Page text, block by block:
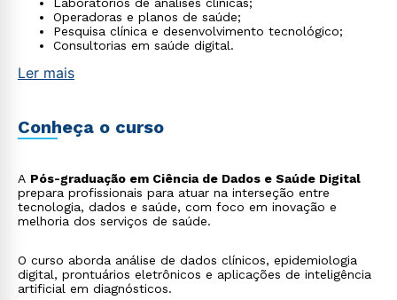
Operadoras e planos de saúde;
Pesquisa clínica e desenvolvimento tecnológico;
Consultorias em saúde digital.
Ler mais
Conheça o curso
A Pós-graduação em Ciência de Dados e Saúde Digital
prepara profissionais para atuar na interseção entre
tecnologia, dados e saúde, com foco em inovação e
melhoria dos serviços de saúde.
O curso aborda análise de dados clínicos, epidemiologia
digital, prontuários eletrônicos e aplicações de inteligência
artificial em diagnósticos.